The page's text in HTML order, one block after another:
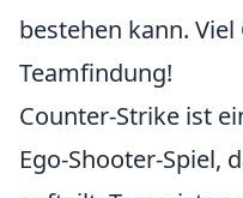
bestehen kann.
Teamfindung!
Counter-Strike ist
Ego-Shooter-Spiel,